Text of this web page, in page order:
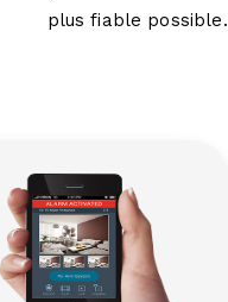
plus fiable possible.